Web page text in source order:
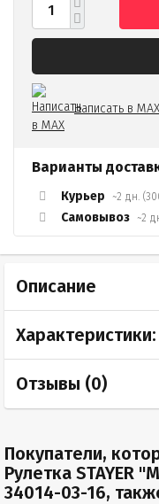
Написать в MAX
Варианты
Курьер ~2 дн.
Самовывоз ~2
Описание
Характеристики:
Отзывы (0)
Покупатели,
Рулетка STAYER
34014-03-16,